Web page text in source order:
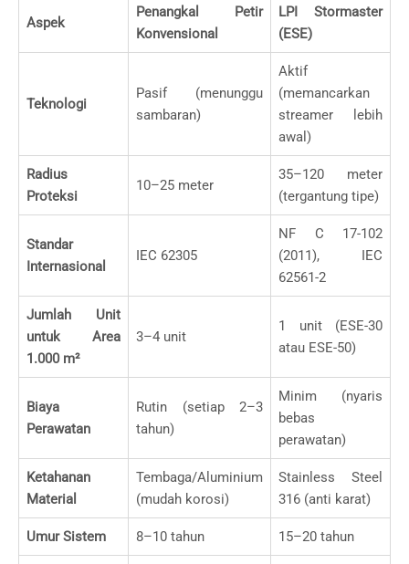
Aspek
Penangkal Petir
Konvensional
LPI Stormaster
(ESE)
Teknologi
Pasif (menunggu
sambaran)
Aktif
(memancarkan
streamer lebih
awal)
Radius
Proteksi
10–25 meter
35–120 meter
(tergantung tipe)
Standar
Internasional
IEC 62305
NF C 17-102
(2011), IEC
62561-2
Jumlah Unit
untuk Area
1.000 m²
3–4 unit
1 unit (ESE-30
atau ESE-50)
Biaya
Perawatan
Rutin (setiap 2–3
tahun)
Minim (nyaris
bebas
perawatan)
Ketahanan
Material
Tembaga/Aluminium
(mudah korosi)
Stainless Steel
316 (anti karat)
Umur Sistem 8–10 tahun 15–20 tahun